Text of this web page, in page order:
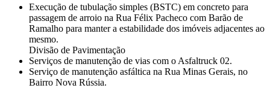
⁠⁠Execução de tubulação simples (BSTC) em concreto para
passagem de arroio na Rua Félix Pacheco com Barão de
Ramalho para manter a estabilidade dos imóveis adjacentes ao
mesmo.
Divisão de Pavimentação
Serviços de manutenção de vias com o Asfaltruck 02.
Serviço de manutenção asfáltica na Rua Minas Gerais, no
Bairro Nova Rússia.